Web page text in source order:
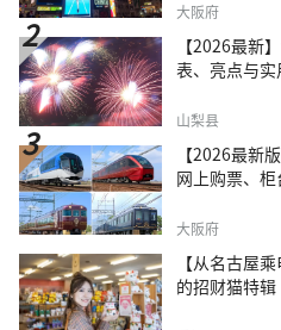
大阪府
【2026最新
表、亮点与
山梨县
【2026最新
网上购票、
大阪府
【从名古屋
的招财猫特辑